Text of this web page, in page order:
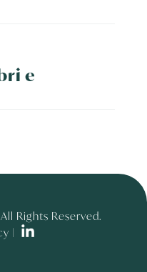
e
Rights Reserved.
|